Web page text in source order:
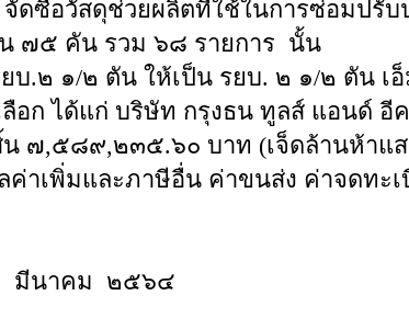
วัสดุช่วยผลิตที่ใช้ในการซ่อมปรับป
น ๗๕ คัน รวม ๖๘ รายการ นั้น
๑/๒ ตัน ให้เป็น รยบ. ๒ ๑/๒ ตัน เอ็
อก ได้แก่ บริษัท กรุงธน ทูลส์ แอนด์ อี
สิ้น ๗,๕๘๙,๒๓๕.๖๐ บาท (เจ็ดล้านห้า
าเพิ่มและภาษีอื่น ค่าขนส่ง ค่าจดทะเ
มีนาคม ๒๕๖๔